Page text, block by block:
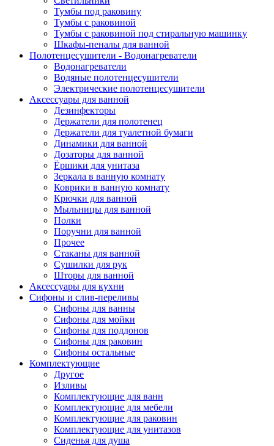
Тумбы под раковину
Тумбы с раковиной
Тумбы с раковиной под стиральную машинку
Шкафы-пеналы для ванной
Полотенцесушители - Водонагреватели
Водонагреватели
Водяные полотенцесушители
Электрические полотенцесушители
Аксессуары для ванной
Дезинфекторы
Держатели для полотенец
Держатели для туалетной бумаги
Динамики для ванной
Дозаторы для ванной
Ёршики для унитаза
Зеркала в ванную комнату
Коврики в ванную комнату
Крючки для ванной
Мыльницы для ванной
Полки
Поручни для ванной
Прочее
Стаканы для ванной
Сушилки для рук
Шторы для ванной
Аксессуары для кухни
Сифоны и слив-переливы
Сифоны для ванны
Сифоны для мойки
Сифоны для поддонов
Сифоны для раковин
Сифоны остальные
Комплектующие
Другое
Изливы
Комплектующие для ванн
Комплектующие для мебели
Комплектующие для раковин
Комплектующие для унитазов
Сиденья для душа